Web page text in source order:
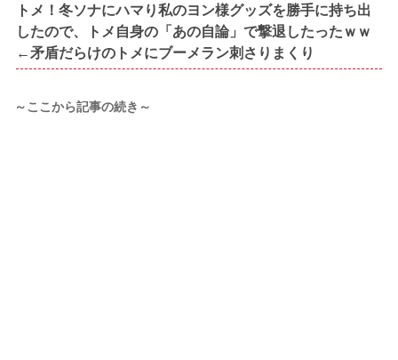
トメ！冬ソナにハマり私のヨン様グッズを勝手に持ち出
したので、トメ自身の「あの自論」で撃退したったｗｗ
←矛盾だらけのトメにブーメラン刺さりまくり
～ここから記事の続き～